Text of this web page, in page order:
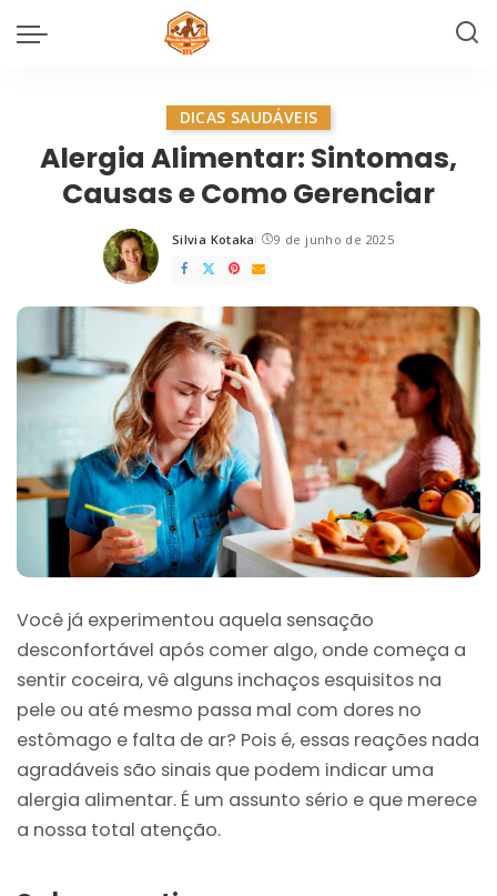
DICAS SAUDÁVEIS
Alergia Alimentar: Sintomas,
Causas e Como Gerenciar
Posted
by
Silvia Kotaka 9 de junho de 2025
Você já experimentou aquela sensação
desconfortável após comer algo, onde começa a
sentir coceira, vê alguns inchaços esquisitos na
pele ou até mesmo passa mal com dores no
estômago e falta de ar? Pois é, essas reações nada
agradáveis são sinais que podem indicar uma
alergia alimentar. É um assunto sério e que merece
a nossa total atenção.